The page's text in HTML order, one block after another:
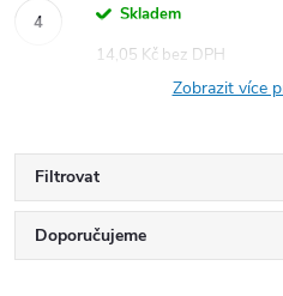
Skladem
14,05 Kč bez DPH
Zobrazit více
Filtrovat
Ř
Doporučujeme